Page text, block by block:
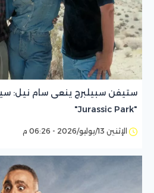
ستيفن سبيلبرج ينعى سام نيل:
"Jurassic Park"
الإثنين 13/يوليو/2026 - 06:26 م